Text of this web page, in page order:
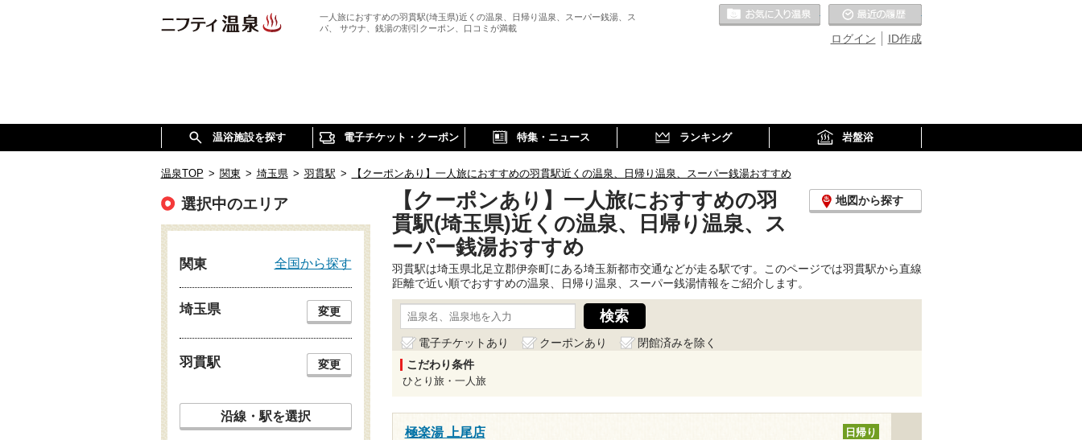
一人旅におすすめの羽貫駅(埼玉県)近くの温泉、日帰り温泉、スーパー銭湯、ス
パ、 サウナ、銭湯の割引クーポン、口コミが満載
ID作成
ログイン
お気に入りの温泉
温浴施設を探す 電子チケット・クーポン 特集・ニュース ランキング 岩盤浴
温泉TOP > 関東 > 埼玉県 > 羽貫駅 > 【クーポンあり】一人旅におすすめの羽貫駅近くの温泉、日帰り温泉、スーパー銭湯おすすめ
【クーポンあり】一人旅におすすめの羽
貫駅(埼玉県)近くの温泉、日帰り温泉、ス
ーパー銭湯おすすめ
地図から探す
羽貫駅は埼玉県北足立郡伊奈町にある埼玉新都市交通などが走る駅です。このページでは羽貫駅から直線
距離で近い順でおすすめの温泉、日帰り温泉、スーパー銭湯情報をご紹介します。
電子チケットあり クーポンあり
閉館済みを除く
こだわり条件
ひとり旅・一人旅
極楽湯 上尾店 日帰り
選択中のエリア
関東 全国から探す
埼玉県 変更
羽貫駅 変更
沿線・駅を選択